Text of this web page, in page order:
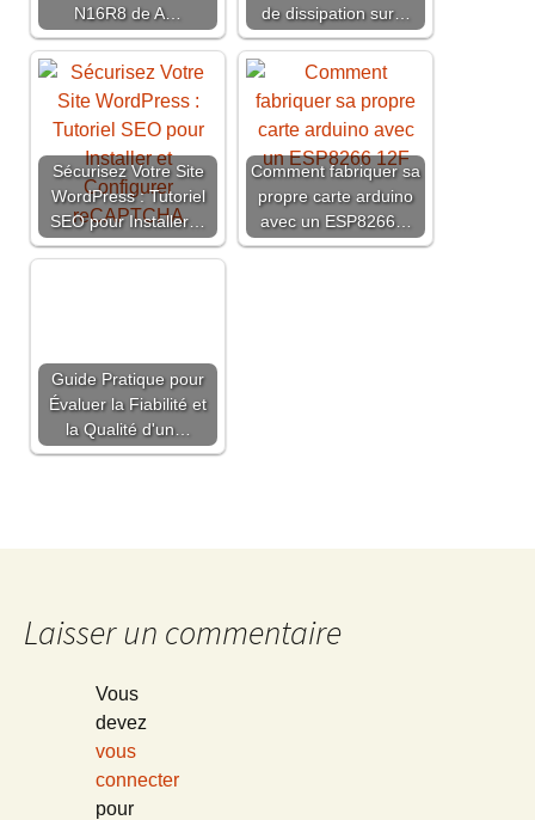
N16R8 de A…
de dissipation sur…
Sécurisez Votre Site
WordPress : Tutoriel
SEO pour Installer…
Comment fabriquer sa
propre carte arduino
avec un ESP8266…
Guide Pratique pour
Évaluer la Fiabilité et
la Qualité d'un…
Laisser un commentaire
Vous
devez
vous
connecter
pour